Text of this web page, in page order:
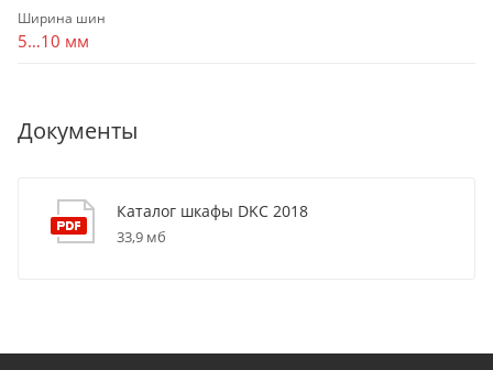
Ширина шин
5…10 мм
Документы
Каталог шкафы DKC 2018
33,9 мб